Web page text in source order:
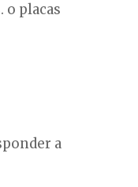
o placas
a